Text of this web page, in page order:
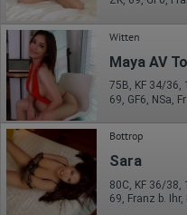
Browser und alle
Auflösung des
Besucherquelle
verweisende Webseite)
Welche Dateien wurden
Welche Videos
Wurden Werbebanner
Wohin ging der
Portals oder hat er sie
Wie lange blieb der
Ort der Verarbeitung:
Europäische Union & USA
Hotjar
Witten
75B, KF 34/36,
Bottrop
Sara
80C, KF 36/